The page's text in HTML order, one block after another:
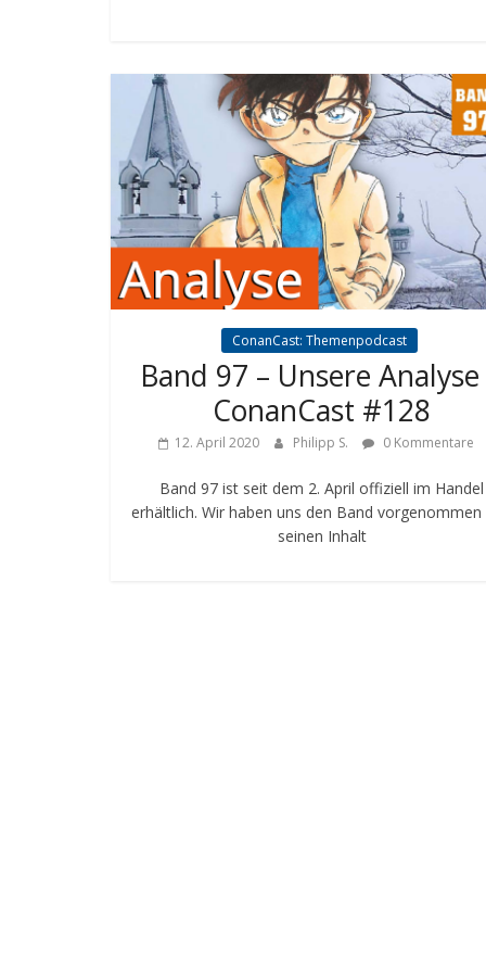
ConanCast: Themenpodcast
Band 97 – Unsere
ConanCast #128
12. April 2020 Philipp S. 0 Kommentare
Band 97 ist seit dem 2. April offiziell im Handel
erhältlich. Wir haben uns den Band vorgenommen
seinen Inhalt